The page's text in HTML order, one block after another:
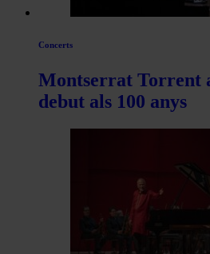
Concerts
Montserrat Torrent
debut als 100 anys